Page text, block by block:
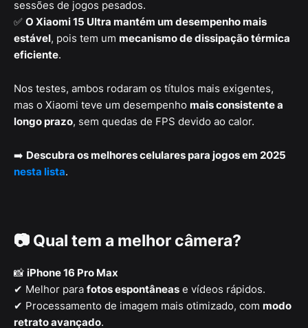
sessões de jogos pesados.
✅ O Xiaomi 15 Ultra mantém um desempenho mais
estável, pois tem um mecanismo de dissipação térmica
eficiente.
Nos testes, ambos rodaram os títulos mais exigentes,
mas o Xiaomi teve um desempenho mais consistente a
longo prazo, sem quedas de FPS devido ao calor.
➡️ Descubra os melhores celulares para jogos em 2025
nesta lista.
📷 Qual tem a melhor câmera?
📸 iPhone 16 Pro Max
✔ Melhor para fotos espontâneas e vídeos rápidos.
✔ Processamento de imagem mais otimizado, com modo
retrato avançado.